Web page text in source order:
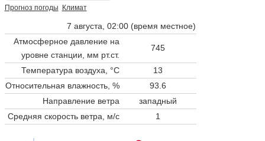
Прогноз погоды Климат
7 августа, 02:00 (время местное)
Атмосферное давление на
уровне станции, мм рт.ст.
745
Температура воздуха, °C
13
Относительная влажность, %
93.6
Направление ветра
западный
Средняя скорость ветра, м/с
1